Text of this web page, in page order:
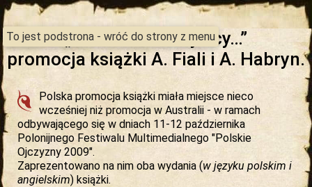
To jest podstrona - wróć do strony z menu
„Ballada o Odkrywcy…”
promocja książki A. Fiali i A. Habryn.
Polska promocja książki miała miejsce nieco
wcześniej niż promocja w Australii - w ramach
odbywającego się w dniach 11-12 października
Polonijnego Festiwalu Multimedialnego "Polskie
Ojczyzny 2009".
Zaprezentowano na nim oba wydania (w języku polskim i
angielskim) książki.